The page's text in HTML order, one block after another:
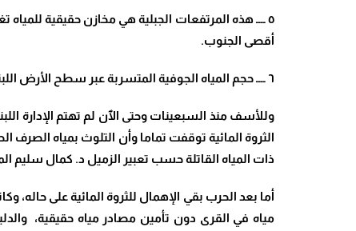
أقصى الجنوب.
٦ ــــ حجم المياه الجوفية المتسربة عبر سطح الأرض اللبنانية الذي تم تقسيمه الى ٢٨ حوضا بلغ ما معدله ٣ مليار متر مكعب/ سنة.
وللأسف منذ السبعينات وحتى الٱن لم تهتم الإدارة
الثروة المائية توقفت تماما وأن التلوث بمياه
ذات المياه القاتلة حسب تعبير الزميل د. كمال سليم المتابع منذ ٢٥ سنة لجريمة تلويث
أما بعد الحرب بقي الإهمال للثروة المائية على
مياه في القرى دون تأمين مصادر مياه حقيقية،